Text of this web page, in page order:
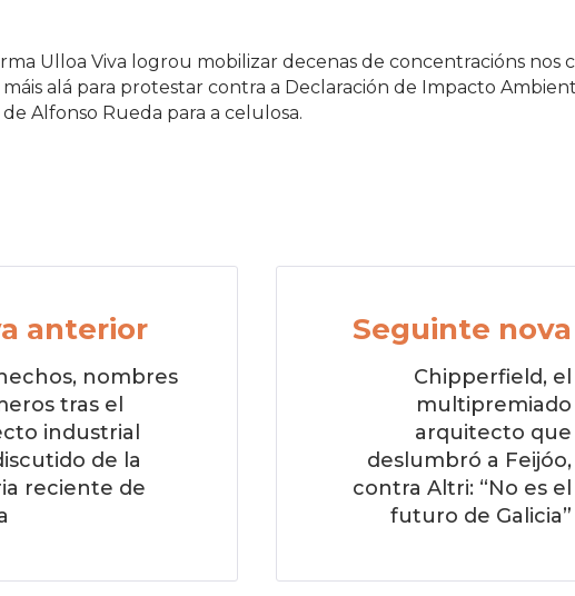
Ulloa Viva logrou mobilizar decenas de concentracións nos
alá para protestar contra a Declaración de Impacto
Alfonso Rueda para a celulosa.
anterior
nombres
tras el
industrial
de la
reciente de
Seguinte nova
Chipperfield, el
multipremiado
arquitecto que
deslumbró a Feijóo,
contra Altri: “No es el
futuro de Galicia”